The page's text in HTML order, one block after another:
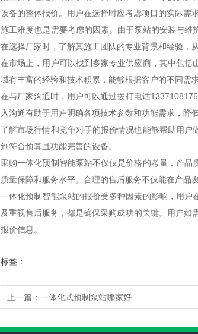
设备的整体报价。用户在选择时应考虑项目的实际需
施工难度也是需要考虑的因素。由于泵站的安装与
在选择厂家时，了解其施工团队的专业背景和经验，
在市场上，用户可以找到多家专业供应商，其中包
域有丰富的经验和技术积累，能够根据客户的不同需
在与厂家沟通时，用户可以通过拨打电话
入沟通有助于用户明确各项技术参数和功能需求，降
了解市场行情和竞争对手的报价情况也能够帮助用
到符合预算且功能完善的设备。
采购一体化预制智能泵站不仅仅是价格的考量，产
质量保障和服务水平。合理的售后服务不仅能在产
一体化预制智能泵站的报价受多种因素的影响，用
及重视售后服务，都是确保采购成功的关键。用户
报价信息。
标签：
上一篇： 一体化式预制泵站哪家好